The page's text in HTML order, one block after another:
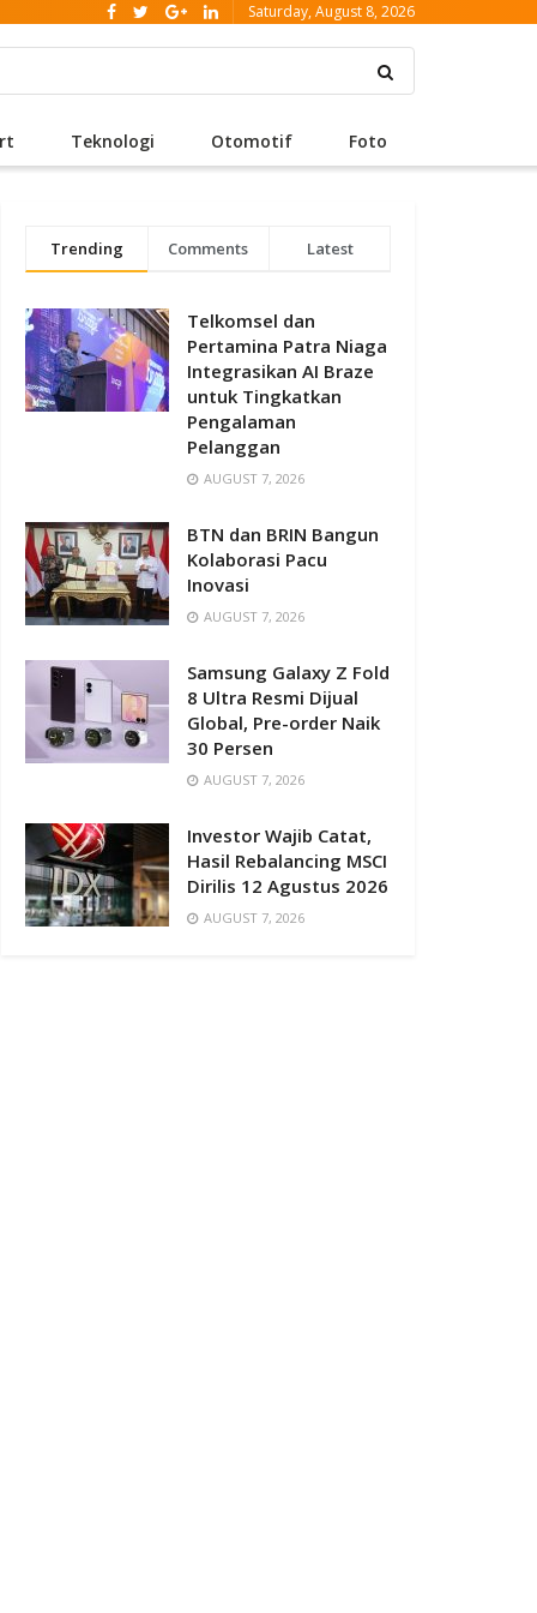
Saturday, August 8, 2026
Teknologi Otomotif Foto
Trending Comments Latest
Telkomsel dan
Pertamina Patra Niaga
Integrasikan AI Braze
untuk Tingkatkan
Pengalaman
Pelanggan
AUGUST 7, 2026
BTN dan BRIN Bangun
Kolaborasi Pacu
Inovasi
AUGUST 7, 2026
Samsung Galaxy Z Fold
8 Ultra Resmi Dijual
Global, Pre-order Naik
30 Persen
AUGUST 7, 2026
Investor Wajib Catat,
Hasil Rebalancing MSCI
Dirilis 12 Agustus 2026
AUGUST 7, 2026